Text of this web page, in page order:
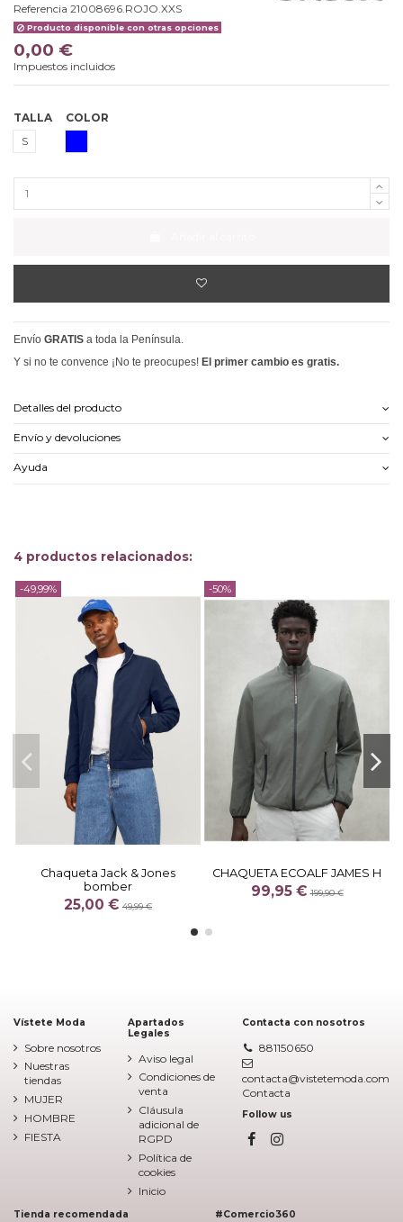
Referencia 21008696.ROJO.XXS
Producto disponible con otras opciones
0,00 €
Impuestos incluidos
TALLA
S
COLOR
Envío GRATIS a toda la Península.
Y si no te convence ¡No te preocupes! El primer cambio es gratis.
Detalles del producto
Envío y devoluciones
Ayuda
4 productos relacionados:
-49,99%
Chaqueta Jack & Jones
bomber
25,00 € 49,99 €
-50%
CHAQUETA ECOALF JAMES H
99,95 €199,90 €
Vístete Moda
Sobre nosotros
Nuestras
tiendas
MUJER
HOMBRE
FIESTA
Apartados
Legales
Aviso legal
Condiciones de
venta
Cláusula
adicional de
RGPD
Política de
cookies
Inicio
Contacta con nosotros
881150650
contacta@vistetemoda.com
Contacta
Follow us
Tienda recomendada #Comercio360